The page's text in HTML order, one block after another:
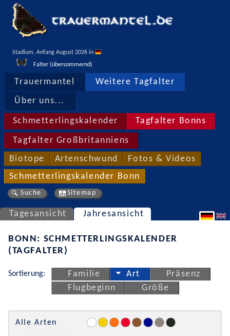
Stadium, Anfang August 2026 in
Falter (übersommernd)
Trauermantel Weitere Tagfalter
Über uns...
Schmetterlingskalender Tagfalter Bonns
Tagfalter Großbritanniens
Biotope Artenschwund Fotos & Videos
Schmetterlingskalender Bonn
Suche Sitemap
Tagesansicht Jahresansicht
BONN: SCHMETTERLINGSKALENDER
(TAGFALTER)
Sortierung: Familie Art
Präsenz
Flugbeginn
Größe
Alle Arten